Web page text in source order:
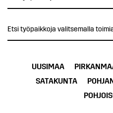
Etsi työpaikkoja valitsemalla
UUSIMAA
SATAKUNTA